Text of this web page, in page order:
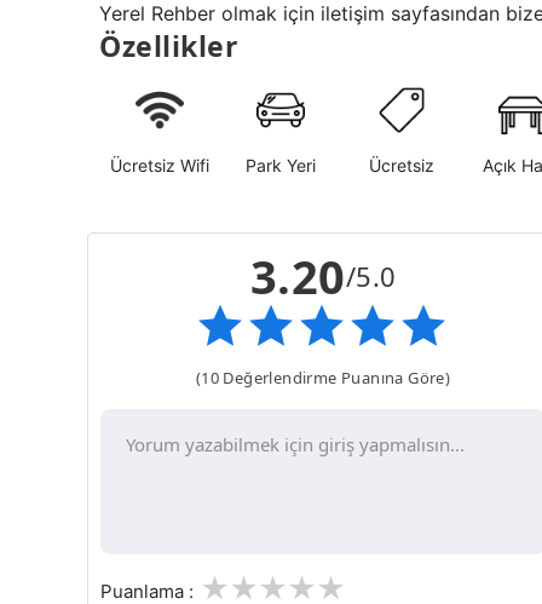
Yerel Rehber olmak için iletişim sayfasından
Özellikler
Ücretsiz Wifi Park Yeri Ücretsiz Açık
3.20/5.0
(10 Değerlendirme Puanına Göre)
Puanlama : 3
2
1